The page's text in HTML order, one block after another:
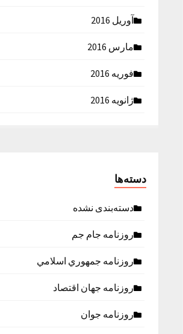
آوریل 2016
مارس 2016
فوریه 2016
ژانویه 2016
دسته‌ها
دسته‌بندی نشده
روزنامه جام جم
روزنامه جمهوري اسلامي
روزنامه جهان اقتصاد
روزنامه جوان